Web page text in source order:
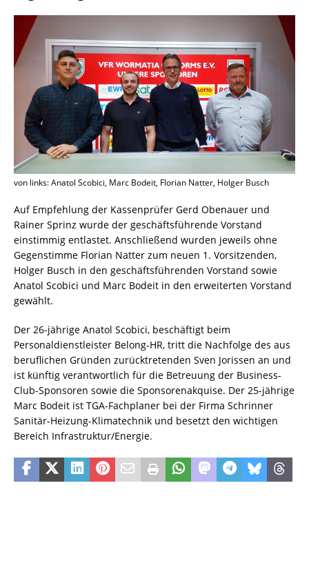
von links: Anatol Scobici, Marc Bodeit, Florian Natter, Holger Busch
Auf Empfehlung der Kassenprüfer Gerd Obenauer und
Rainer Sprinz wurde der geschäftsführende Vorstand
einstimmig entlastet. Anschließend wurden jeweils ohne
Gegenstimme Florian Natter zum neuen 1. Vorsitzenden,
Holger Busch in den geschäftsführenden Vorstand sowie
Anatol Scobici und Marc Bodeit in den erweiterten Vorstand
gewählt.
Der 26-jährige Anatol Scobici, beschäftigt beim
Personaldienstleister Belong-HR, tritt die Nachfolge des aus
beruflichen Gründen zurücktretenden Sven Jorissen an und
ist künftig verantwortlich für die Betreuung der Business-
Club-Sponsoren sowie die Sponsorenakquise. Der 25-jährige
Marc Bodeit ist TGA-Fachplaner bei der Firma Schrinner
Sanitär-Heizung-Klimatechnik und besetzt den wichtigen
Bereich Infrastruktur/Energie.